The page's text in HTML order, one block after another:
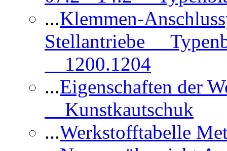
...Klemmen-
Stellantriebe
1200.1204
...Eigenschaften der
Kunstkautschuk
...Werkstofftabelle